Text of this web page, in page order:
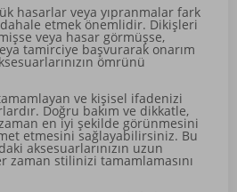
hasarlar veya yıpranmalar fark
etmek önemlidir. Dikişleri
veya hasar görmüşse,
tamirciye başvurarak onarım
ömrünü
ve kişisel ifadenizi
Doğru bakım ve dikkatle,
en iyi şekilde görünmesini
etmesini sağlayabilirsiniz. Bu
aksesuarlarınızın uzun
zaman stilinizi tamamlamasını